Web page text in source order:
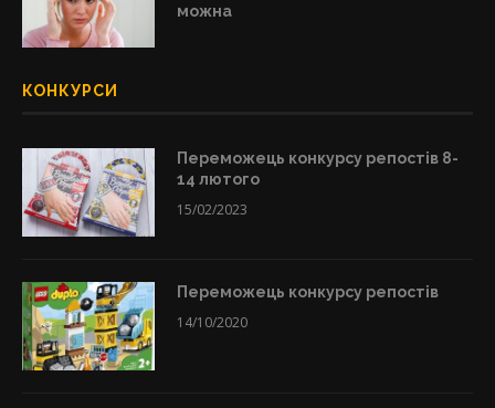
можна
КОНКУРСИ
Переможець конкурсу репостів 8-
14 лютого
15/02/2023
Переможець конкурсу репостів
14/10/2020